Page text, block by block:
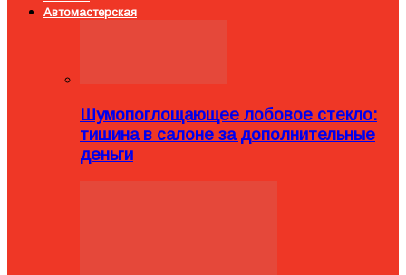
Автомастерская
Шумопоглощающее лобовое стекло:
тишина в салоне за дополнительные
деньги